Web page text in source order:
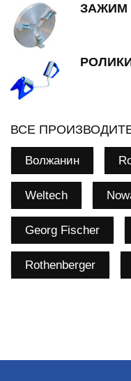
ЗАЖИМ
ВСЕ
Волжанин
Weltech
Georg Fischer
Rothenberger